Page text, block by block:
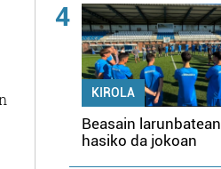
4
KIROLA
Beasain larunbatean
hasiko da jokoan